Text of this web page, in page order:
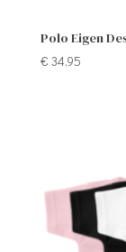
Polo Eigen
€ 34,95